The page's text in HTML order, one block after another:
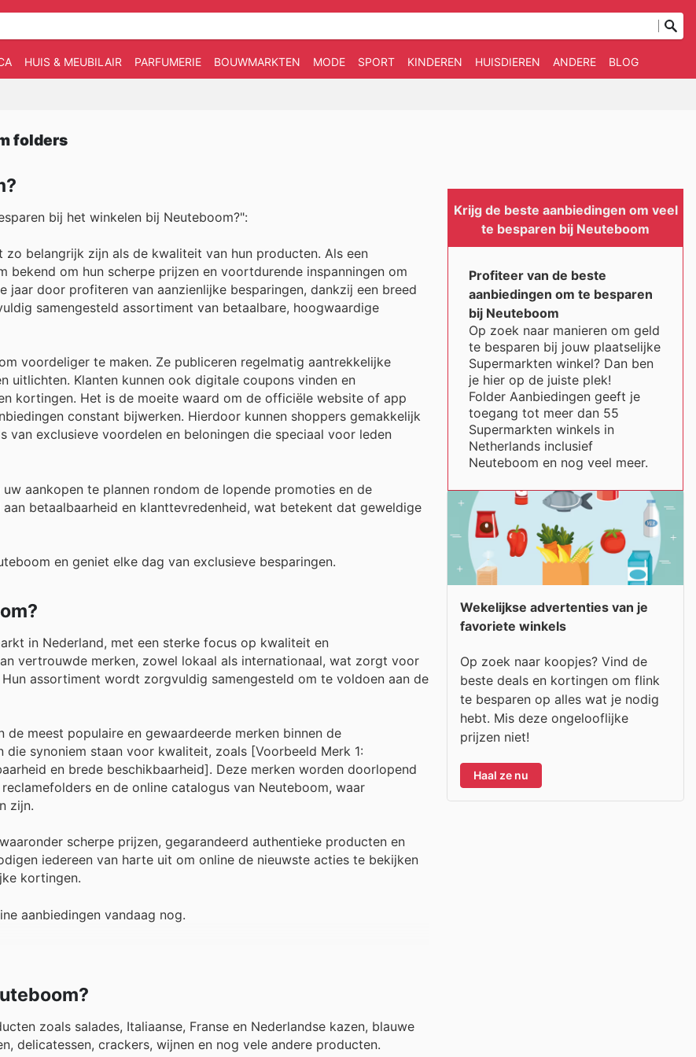
HUIS & MEUBILAIR PARFUMERIE BOUWMARKTEN MODE SPORT KINDEREN HUISDIEREN ANDERE BLOG
folders
bij het winkelen bij Neuteboom?":
belangrijk zijn als de kwaliteit van hun producten. Als een
om hun scherpe prijzen en voortdurende inspanningen om
jaar door profiteren van aanzienlijke besparingen, dankzij een breed
samengesteld assortiment van betaalbare, hoogwaardige
voordeliger te maken. Ze publiceren regelmatig aantrekkelijke
uitlichten. Klanten kunnen ook digitale coupons vinden en
kortingen. Het is de moeite waard om de officiële website of app
constant bijwerken. Hierdoor kunnen shoppers gemakkelijk
exclusieve voordelen en beloningen die speciaal voor leden
aankopen te plannen rondom de lopende promoties en de
betaalbaarheid en klanttevredenheid, wat betekent dat geweldige
en geniet elke dag van exclusieve besparingen.
in Nederland, met een sterke focus op kwaliteit en
vertrouwde merken, zowel lokaal als internationaal, wat zorgt voor
assortiment wordt zorgvuldig samengesteld om te voldoen aan de
meest populaire en gewaardeerde merken binnen de
synoniem staan voor kwaliteit, zoals [Voorbeeld Merk 1:
en brede beschikbaarheid]. Deze merken worden doorlopend
en de online catalogus van Neuteboom, waar
zijn.
scherpe prijzen, gegarandeerd authentieke producten en
iedereen van harte uit om online de nieuwste acties te bekijken
kortingen.
aanbiedingen vandaag nog.
zoals salades, Italiaanse, Franse en Nederlandse kazen, blauwe
delicatessen, crackers, wijnen en nog vele andere producten.
Krijg de beste aanbiedingen om veel
te besparen bij Neuteboom
Profiteer van de beste
aanbiedingen om te besparen
bij Neuteboom
Op zoek naar manieren om geld
te besparen bij jouw plaatselijke
Supermarkten winkel? Dan ben
je hier op de juiste plek!
Folder Aanbiedingen geeft je
toegang tot meer dan 55
Supermarkten winkels in
Netherlands inclusief
Neuteboom en nog veel meer.
Wekelijkse advertenties van je
favoriete winkels
Op zoek naar koopjes? Vind de
beste deals en kortingen om flink
te besparen op alles wat je nodig
hebt. Mis deze ongelooflijke
prijzen niet!
Haal ze nu